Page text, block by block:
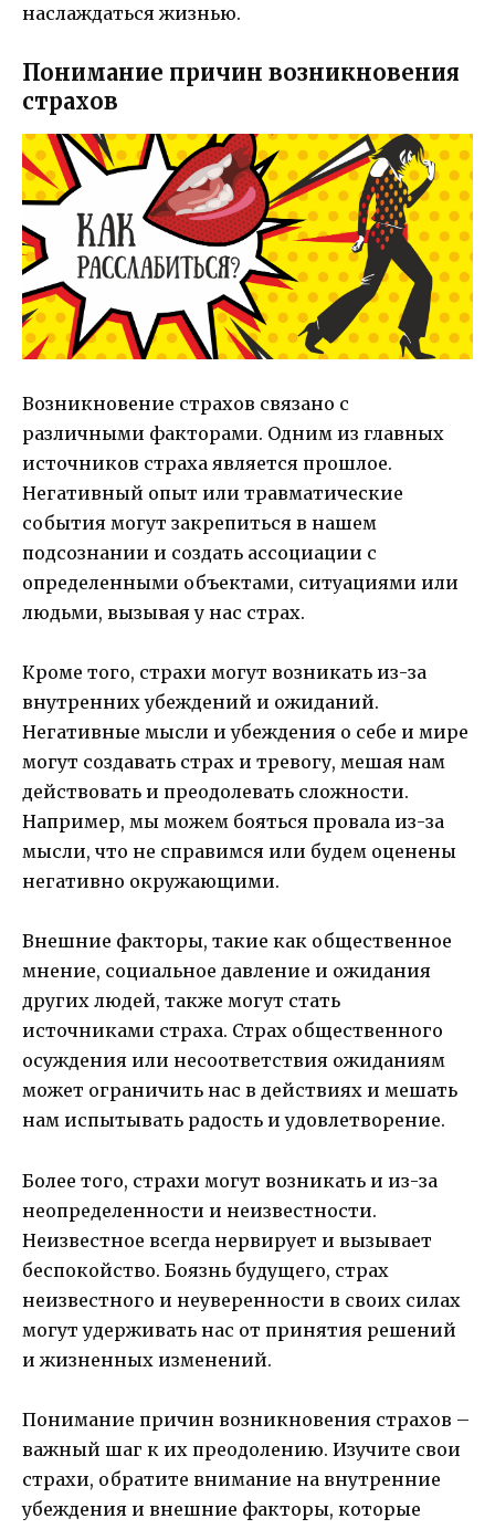
наслаждаться жизнью.
Понимание причин возникновения
страхов
Возникновение страхов связано с
различными факторами. Одним из главных
источников страха является прошлое.
Негативный опыт или травматические
события могут закрепиться в нашем
подсознании и создать ассоциации с
определенными объектами, ситуациями или
людьми, вызывая у нас страх.
Кроме того, страхи могут возникать из-за
внутренних убеждений и ожиданий.
Негативные мысли и убеждения о себе и мире
могут создавать страх и тревогу, мешая нам
действовать и преодолевать сложности.
Например, мы можем бояться провала из-за
мысли, что не справимся или будем оценены
негативно окружающими.
Внешние факторы, такие как общественное
мнение, социальное давление и ожидания
других людей, также могут стать
источниками страха. Страх общественного
осуждения или несоответствия ожиданиям
может ограничить нас в действиях и мешать
нам испытывать радость и удовлетворение.
Более того, страхи могут возникать и из-за
неопределенности и неизвестности.
Неизвестное всегда нервирует и вызывает
беспокойство. Боязнь будущего, страх
неизвестного и неуверенности в своих силах
могут удерживать нас от принятия решений
и жизненных изменений.
Понимание причин возникновения страхов –
важный шаг к их преодолению. Изучите свои
страхи, обратите внимание на внутренние
убеждения и внешние факторы, которые